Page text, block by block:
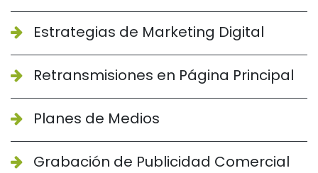
Estrategias de Marketing Digital
Retransmisiones en Página Principal
Planes de Medios
Grabación de Publicidad Comercial